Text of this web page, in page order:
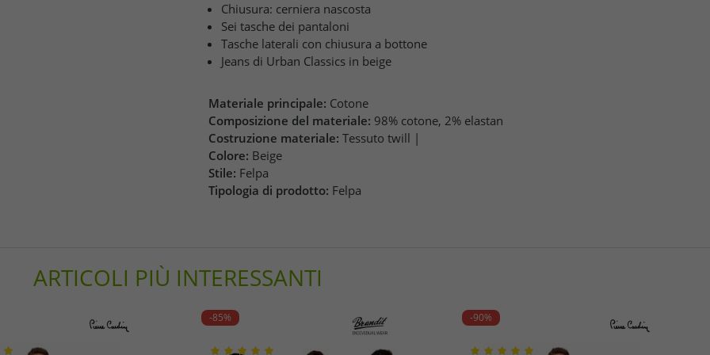
Chiusura: cerniera nascosta
Sei tasche dei pantaloni
Tasche laterali con chiusura a bottone
Jeans di Urban Classics in beige
Materiale principale: Cotone
Composizione del materiale: 98% cotone, 2% elastan
Costruzione materiale: Tessuto twill |
Colore: Beige
Stile: Felpa
Tipologia di prodotto: Felpa
ARTICOLI PIÙ INTERESSANTI
-85% -90%